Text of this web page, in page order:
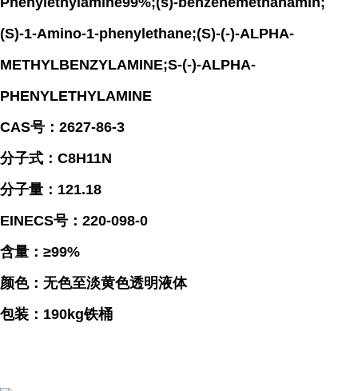
(S)-1-Amino-1-phenylethane;(S)-(-)-ALPHA-
METHYLBENZYLAMINE;S-(-)-ALPHA-
PHENYLETHYLAMINE
CAS号：2627-86-3
分子式：C8H11N
分子量：121.18
EINECS号：220-098-0
含量：≥99%
颜色：无色至淡黄色透明液体
包装：190kg铁桶